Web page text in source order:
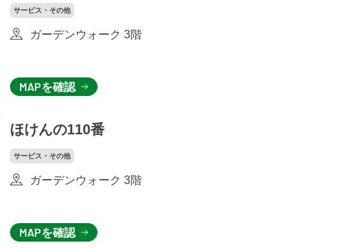
サービス・その他
ガーデンウォーク 3階
MAPを確認
ほけんの110番
サービス・その他
ガーデンウォーク 3階
MAPを確認